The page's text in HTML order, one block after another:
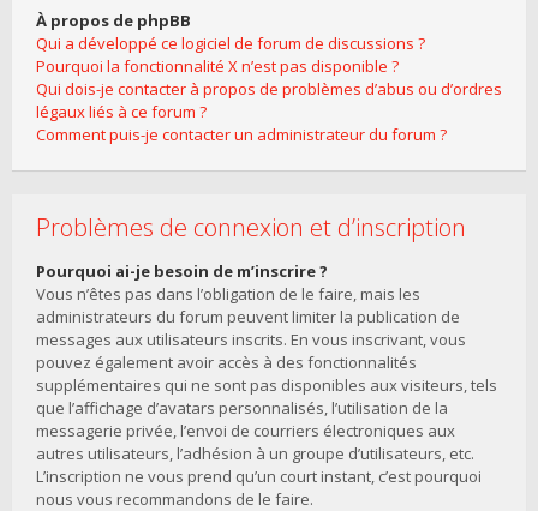
À propos de phpBB
Qui a développé ce logiciel de forum de discussions ?
Pourquoi la fonctionnalité X n’est pas disponible ?
Qui dois-je contacter à propos de problèmes d’abus ou d’ordres
légaux liés à ce forum ?
Comment puis-je contacter un administrateur du forum ?
Problèmes de connexion et d’inscription
Pourquoi ai-je besoin de m’inscrire ?
Vous n’êtes pas dans l’obligation de le faire, mais les
administrateurs du forum peuvent limiter la publication de
messages aux utilisateurs inscrits. En vous inscrivant, vous
pouvez également avoir accès à des fonctionnalités
supplémentaires qui ne sont pas disponibles aux visiteurs, tels
que l’affichage d’avatars personnalisés, l’utilisation de la
messagerie privée, l’envoi de courriers électroniques aux
autres utilisateurs, l’adhésion à un groupe d’utilisateurs, etc.
L’inscription ne vous prend qu’un court instant, c’est pourquoi
nous vous recommandons de le faire.